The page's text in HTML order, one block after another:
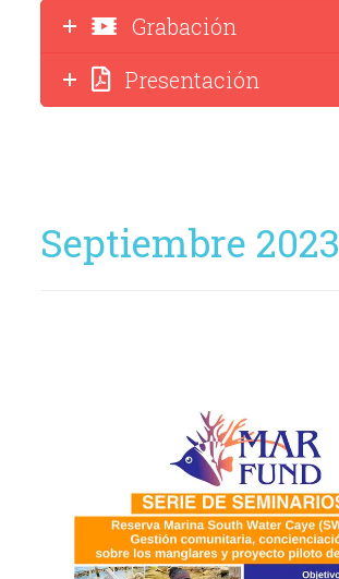
Grabación
Presentación
Septiembre 2023